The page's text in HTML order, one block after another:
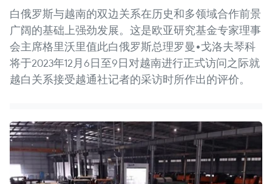
白俄罗斯与越南的双边关系在历史和多领域合作前景
广阔的基础上强劲发展。这是欧亚研究基金专家理事
会主席格里沃里值此白俄罗斯总理罗曼•戈洛夫琴科
将于2023年12月6日至9日对越南进行正式访问之际就
越白关系接受越通社记者的采访时所作出的评价。